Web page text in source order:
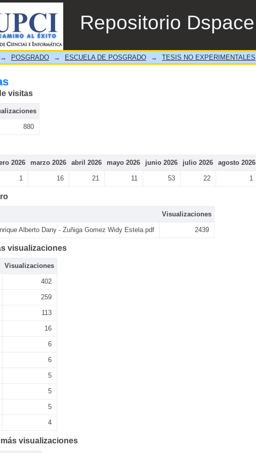
Repositorio Dspace
→ POSGRADO → ESCUELA DE POSGRADO → TESIS NO EXPERIMENTALES
visitas
880
2026 marzo 2026 abril 2026 mayo 2026 junio 2026 julio 2026 agosto 2026
1 16 21 11 53 22 1
Visualizaciones
Alberto Dany - Zuñiga Gomez Widy Estela.pdf 2439
visualizaciones
Visualizaciones
402
259
113
16
6
6
5
5
5
4
visualizaciones